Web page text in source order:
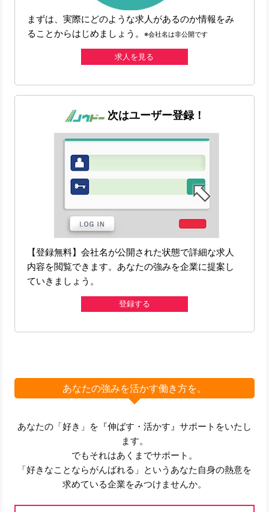
まずは、実際にどのような求人があるのか情報をみ
ることからはじめましょう。※会社名は非公開です
求人を見る
次はユーザー登録！
【登録無料】会社名が公開された状態で詳細な求人
内容を閲覧できます。あなたの強みを企業に提案し
ていきましょう。
登録する
あなたの強みを活かす働き方を。
あなたの「好き」を『伸ばす・活かす』サポートをいたし
ます。
でもそれはあくまでサポート。
「好きなことならがんばれる」というあなた自身の熱意を
求めている企業をみつけませんか。